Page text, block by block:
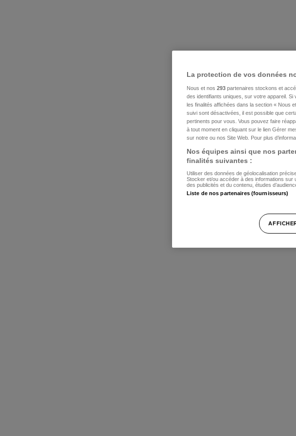
La protection de vos données
Nous et nos 293 partenaires stockons et
des identifiants uniques, sur votre appareil.
les finalités affichées dans la section « Nous
suivi sont désactivées, il est possible que
pertinents pour vous. Vous pouvez faire
à tout moment en cliquant sur le lien Gérer
sur notre ou nos Site Web. Pour plus
Nos équipes ainsi que nos
finalités suivantes :
Utiliser des données de géolocalisation
Stocker et/ou accéder à des informations sur
des publicités et du contenu, études
Liste de nos partenaires (fournisseurs)